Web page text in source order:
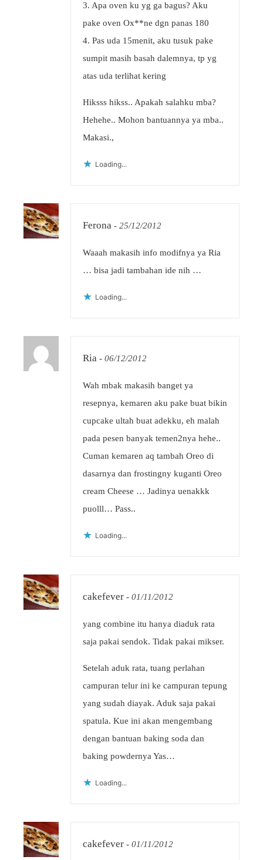
3. Apa oven ku yg ga bagus? Aku
pake oven Ox**ne dgn panas 180
4. Pas uda 15menit, aku tusuk pake
sumpit masih basah dalemnya, tp yg
atas uda terlihat kering
Hiksss hikss.. Apakah salahku mba?
Hehehe.. Mohon bantuannya ya mba..
Makasi.,
Loading...
Ferona - 25/12/2012
Waaah makasih info modifnya ya Ria
… bisa jadi tambahan ide nih …
Loading...
Ria - 06/12/2012
Wah mbak makasih banget ya
resepnya, kemaren aku pake buat bikin
cupcake ultah buat adekku, eh malah
pada pesen banyak temen2nya hehe..
Cuman kemaren aq tambah Oreo di
dasarnya dan frostingny kuganti Oreo
cream Cheese … Jadinya uenakkk
puolll… Pass..
Loading...
cakefever - 01/11/2012
yang combine itu hanya diaduk rata
saja pakai sendok. Tidak pakai mikser.
Setelah aduk rata, tuang perlahan
campuran telur ini ke campuran tepung
yang sudah diayak. Aduk saja pakai
spatula. Kue ini akan mengembang
dengan bantuan baking soda dan
baking powdernya Yas…
Loading...
cakefever - 01/11/2012